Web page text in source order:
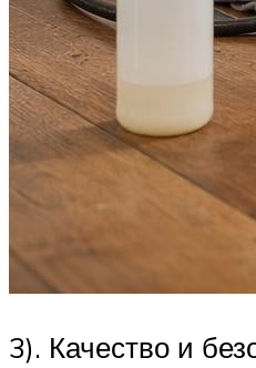
3). Качество и